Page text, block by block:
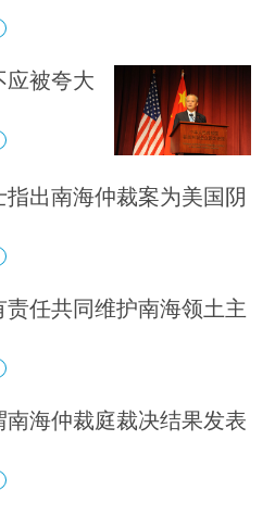
应被夸大
出南海仲裁案为美国阴
任共同维护南海领土主
海仲裁庭裁决结果发表